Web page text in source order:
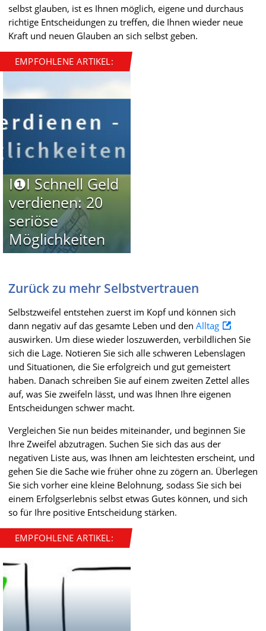
selbst glauben, ist es Ihnen möglich, eigene und durchaus
richtige Entscheidungen zu treffen, die Ihnen wieder neue
Kraft und neuen Glauben an sich selbst geben.
EMPFOHLENE ARTIKEL:
I❶I Schnell Geld
verdienen: 20
seriöse
Möglichkeiten
Zurück zu mehr Selbstvertrauen
Selbstzweifel entstehen zuerst im Kopf und können sich
dann negativ auf das gesamte Leben und den Alltag
auswirken. Um diese wieder loszuwerden, verbildlichen Sie
sich die Lage. Notieren Sie sich alle schweren Lebenslagen
und Situationen, die Sie erfolgreich und gut gemeistert
haben. Danach schreiben Sie auf einem zweiten Zettel alles
auf, was Sie zweifeln lässt, und was Ihnen Ihre eigenen
Entscheidungen schwer macht.
Vergleichen Sie nun beides miteinander, und beginnen Sie
Ihre Zweifel abzutragen. Suchen Sie sich das aus der
negativen Liste aus, was Ihnen am leichtesten erscheint, und
gehen Sie die Sache wie früher ohne zu zögern an. Überlegen
Sie sich vorher eine kleine Belohnung, sodass Sie sich bei
einem Erfolgserlebnis selbst etwas Gutes können, und sich
so für Ihre positive Entscheidung stärken.
EMPFOHLENE ARTIKEL: